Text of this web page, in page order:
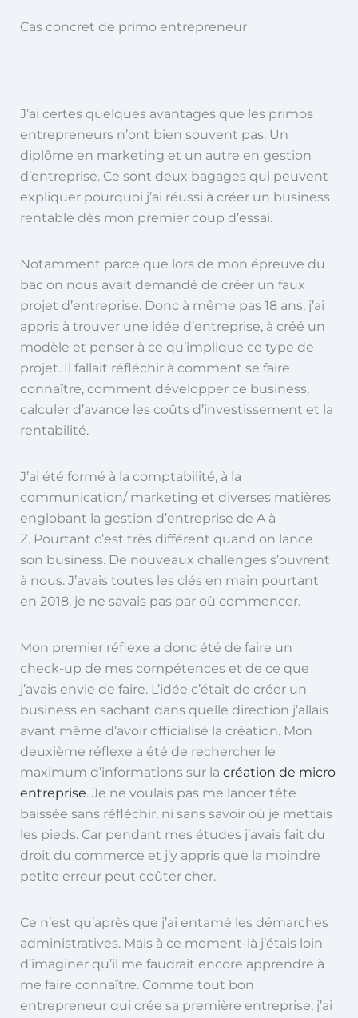
Cas concret de primo entrepreneur
J’ai certes quelques avantages que les primos
entrepreneurs n’ont bien souvent pas. Un
diplôme en marketing et un autre en gestion
d’entreprise. Ce sont deux bagages qui peuvent
expliquer pourquoi j’ai réussi à créer un business
rentable dès mon premier coup d’essai.
Notamment parce que lors de mon épreuve du
bac on nous avait demandé de créer un faux
projet d’entreprise. Donc à même pas 18 ans, j’ai
appris à trouver une idée d’entreprise, à créé un
modèle et penser à ce qu’implique ce type de
projet. Il fallait réfléchir à comment se faire
connaître, comment développer ce business,
calculer d’avance les coûts d’investissement et la
rentabilité.
J’ai été formé à la comptabilité, à la
communication/ marketing et diverses matières
englobant la gestion d’entreprise de A à
Z. Pourtant c’est très différent quand on lance
son business. De nouveaux challenges s’ouvrent
à nous. J’avais toutes les clés en main pourtant
en 2018, je ne savais pas par où commencer.
Mon premier réflexe a donc été de faire un
check-up de mes compétences et de ce que
j’avais envie de faire. L’idée c’était de créer un
business en sachant dans quelle direction j’allais
avant même d’avoir officialisé la création. Mon
deuxième réflexe a été de rechercher le
maximum d’informations sur la création de micro
entreprise. Je ne voulais pas me lancer tête
baissée sans réfléchir, ni sans savoir où je mettais
les pieds. Car pendant mes études j’avais fait du
droit du commerce et j’y appris que la moindre
petite erreur peut coûter cher.
Ce n’est qu’après que j’ai entamé les démarches
administratives. Mais à ce moment-là j’étais loin
d’imaginer qu’il me faudrait encore apprendre à
me faire connaître. Comme tout bon
entrepreneur qui crée sa première entreprise, j’ai